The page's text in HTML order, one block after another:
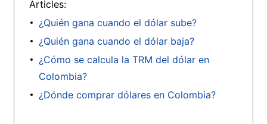
Articles:
¿Quién gana cuando el dólar sube?
¿Quién gana cuando el dólar baja?
¿Cómo se calcula la TRM del dólar en
Colombia?
¿Dónde comprar dólares en Colombia?